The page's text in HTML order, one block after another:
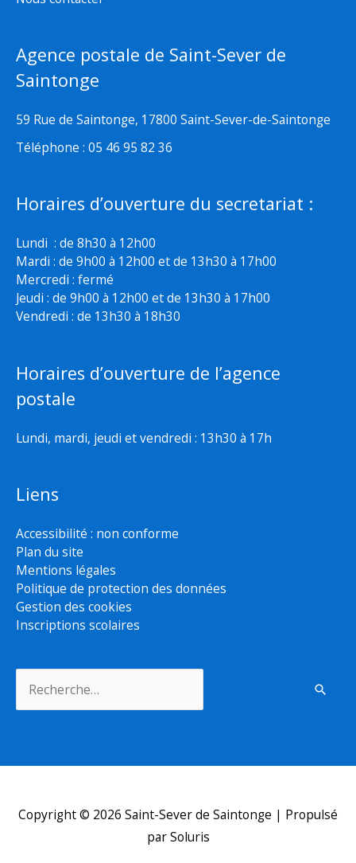
Agence postale de Saint-Sever de
Saintonge
59 Rue de Saintonge, 17800 Saint-Sever-de-Saintonge
Téléphone : 05 46 95 82 36
Horaires d’ouverture du secretariat :
Lundi : de 8h30 à 12h00
Mardi : de 9h00 à 12h00 et de 13h30 à 17h00
Mercredi : fermé
Jeudi : de 9h00 à 12h00 et de 13h30 à 17h00
Vendredi : de 13h30 à 18h30
Horaires d’ouverture de l’agence
postale
Lundi, mardi, jeudi et vendredi : 13h30 à 17h
Liens
Accessibilité : non conforme
Plan du site
Mentions légales
Politique de protection des données
Gestion des cookies
Inscriptions scolaires
Copyright © 2026 Saint-Sever de Saintonge | Propulsé
par Soluris